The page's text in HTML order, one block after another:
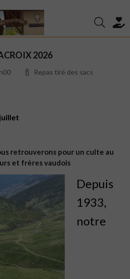
2026
Repas tiré des sacs
retrouverons pour un culte au
et frères vaudois
Depuis
1933,
notre